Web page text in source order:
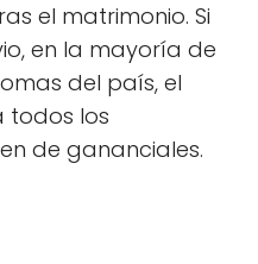
el matrimonio. Si
en la mayoría de
del país, el
todos los
de gananciales.